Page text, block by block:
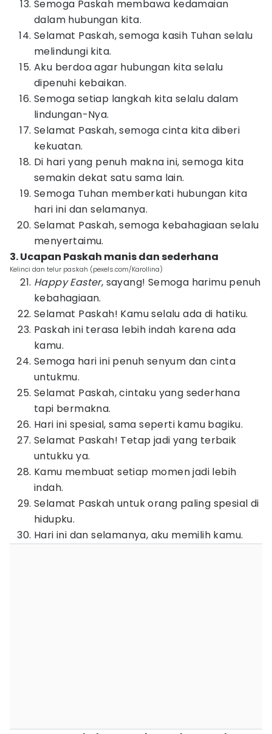
Semoga Paskah membawa kedamaian
dalam hubungan kita.
Selamat Paskah, semoga kasih Tuhan selalu
melindungi kita.
Aku berdoa agar hubungan kita selalu
dipenuhi kebaikan.
Semoga setiap langkah kita selalu dalam
lindungan-Nya.
Selamat Paskah, semoga cinta kita diberi
kekuatan.
Di hari yang penuh makna ini, semoga kita
semakin dekat satu sama lain.
Semoga Tuhan memberkati hubungan kita
hari ini dan selamanya.
Selamat Paskah, semoga kebahagiaan selalu
menyertaimu.
3. Ucapan Paskah manis dan sederhana
Kelinci dan telur paskah (pexels.com/Karollina)
Happy Easter, sayang! Semoga harimu penuh
kebahagiaan.
Selamat Paskah! Kamu selalu ada di hatiku.
Paskah ini terasa lebih indah karena ada
kamu.
Semoga hari ini penuh senyum dan cinta
untukmu.
Selamat Paskah, cintaku yang sederhana
tapi bermakna.
Hari ini spesial, sama seperti kamu bagiku.
Selamat Paskah! Tetap jadi yang terbaik
untukku ya.
Kamu membuat setiap momen jadi lebih
indah.
Selamat Paskah untuk orang paling spesial di
hidupku.
Hari ini dan selamanya, aku memilih kamu.